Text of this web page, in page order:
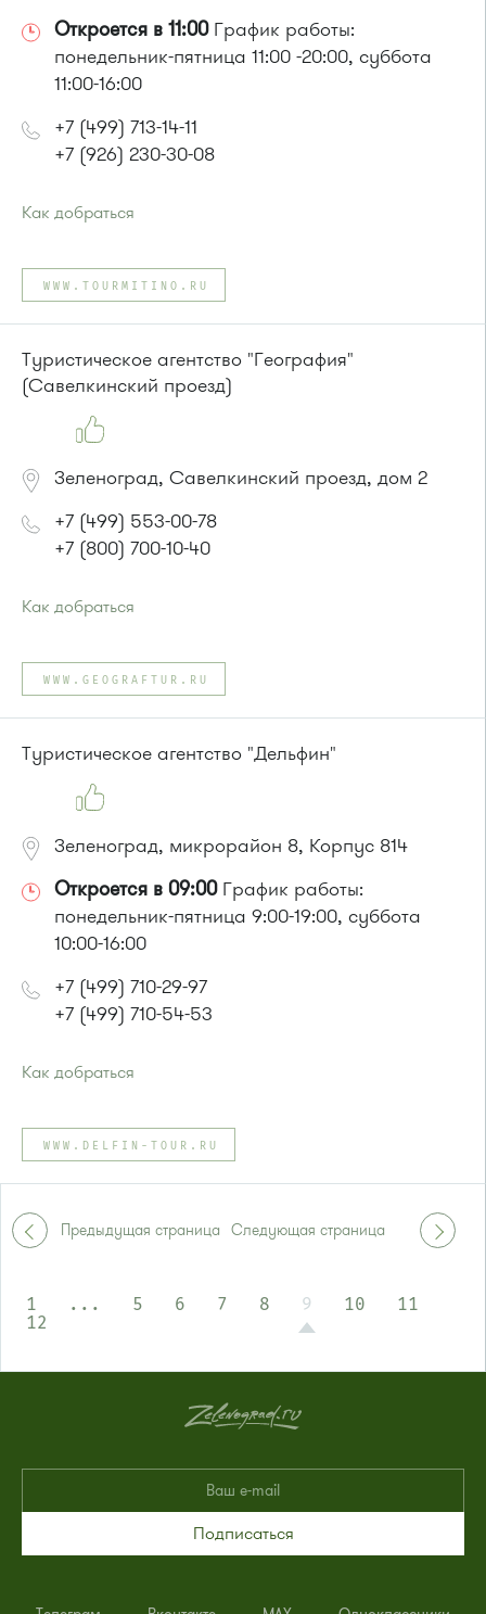
Откроется в 11:00График работы:
понедельник-пятница 11:00 -20:00, суббота
11:00-16:00
+7 (499) 713-14-11
+7 (926) 230-30-08
Как добраться
Автобусы № 366, 400к.
Маршрутка № 460м, 479м, 707м
или до остановки"Брехово 2 ":
Маршрутка № 460м, 479м, 707м
WWW.TOURMITINO.RU
Туристическое агентство "География"
(Савелкинский проезд)
Зеленоград, Савелкинский проезд, дом 2
+7 (499) 553-00-78
+7 (800) 700-10-40
Как добраться
Автобусы № 2, 3, 9, 11, 19, 31, 32.
Маршрутка № 409м, 419м
или до остановки"Товары для дома":
Маршрутка № 408м, 419м, 476м
WWW.GEOGRAFTUR.RU
Туристическое агентство "Дельфин"
Зеленоград, микрорайон 8, Корпус 814
Откроется в 09:00График работы:
понедельник-пятница 9:00-19:00, суббота
10:00-16:00
+7 (499) 710-29-97
+7 (499) 710-54-53
Как добраться
Автобус № 21
или до остановки"Промкомбинат"
Автобус № 20.
WWW.DELFIN-TOUR.RU
Предыдущая страница Следующая страница
1 ... 5 6 7 8 9 10
11
12
Подписаться